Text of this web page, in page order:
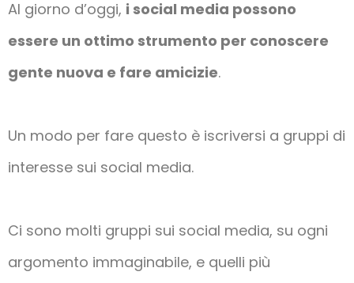
Al giorno d’oggi, i social media possono
essere un ottimo strumento per conoscere
gente nuova e fare amicizie.
Un modo per fare questo è iscriversi a gruppi di
interesse sui social media.
Ci sono molti gruppi sui social media, su ogni
argomento immaginabile, e quelli più